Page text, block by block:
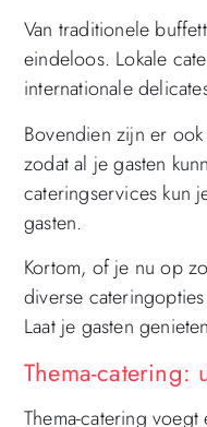
Van traditionele
eindeloos. Lokale
internationale
Bovendien zijn er
zodat al je gasten
cateringservices kun
gasten.
Kortom, of je nu op
diverse
Laat je gasten
Thema-catering:
Thema-catering